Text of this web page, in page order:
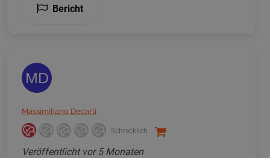
Bericht
MD
Massimiliano Decarli
Schrecklich
Veröffentlicht vor 5 Monaten